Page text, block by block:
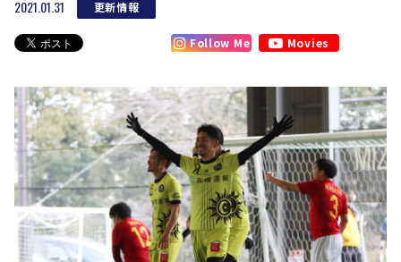
2021.01.31 更新情報
Follow Me Movies